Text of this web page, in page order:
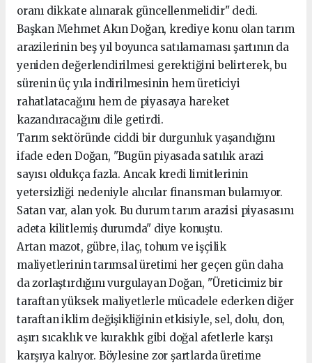
oranı dikkate alınarak güncellenmelidir" dedi.
Başkan Mehmet Akın Doğan, krediye konu olan tarım
arazilerinin beş yıl boyunca satılamaması şartının da
yeniden değerlendirilmesi gerektiğini belirterek, bu
sürenin üç yıla indirilmesinin hem üreticiyi
rahatlatacağını hem de piyasaya hareket
kazandıracağını dile getirdi.
Tarım sektöründe ciddi bir durgunluk yaşandığını
ifade eden Doğan, "Bugün piyasada satılık arazi
sayısı oldukça fazla. Ancak kredi limitlerinin
yetersizliği nedeniyle alıcılar finansman bulamıyor.
Satan var, alan yok. Bu durum tarım arazisi piyasasını
adeta kilitlemiş durumda" diye konuştu.
Artan mazot, gübre, ilaç, tohum ve işçilik
maliyetlerinin tarımsal üretimi her geçen gün daha
da zorlaştırdığını vurgulayan Doğan, "Üreticimiz bir
taraftan yüksek maliyetlerle mücadele ederken diğer
taraftan iklim değişikliğinin etkisiyle, sel, dolu, don,
aşırı sıcaklık ve kuraklık gibi doğal afetlerle karşı
karşıya kalıyor. Böylesine zor şartlarda üretime